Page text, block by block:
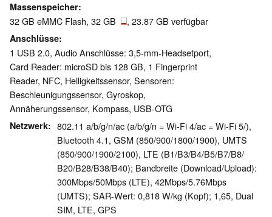
Massenspeicher
32 GB eMMC Flash, 32 GB , 23.87 GB verfügbar
Anschlüsse
1 USB 2.0, Audio Anschlüsse: 3,5-mm-Headsetport,
Card Reader: microSD bis 128 GB, 1 Fingerprint
Reader, NFC, Helligkeitssensor, Sensoren:
Beschleunigungssensor, Gyroskop,
Annäherungssensor, Kompass, USB-OTG
Netzwerk
802.11 a/b/g/n/ac (a/b/g/n = Wi-Fi 4/ac = Wi-Fi 5/),
Bluetooth 4.1, GSM (850/​900/​1800/​1900), UMTS
(850/​900/​1900/​2100), LTE (B1/​B3/​B4/​B5/​B7/​B8/​
B20/​B28/​B38/​B40); Bandbreite (Download/​Upload):
300Mbps/​50Mbps (LTE), 42Mbps/​5.76Mbps
(UMTS); SAR-Wert: 0,818 W/kg (Kopf); 1,65, Dual
SIM, LTE, GPS